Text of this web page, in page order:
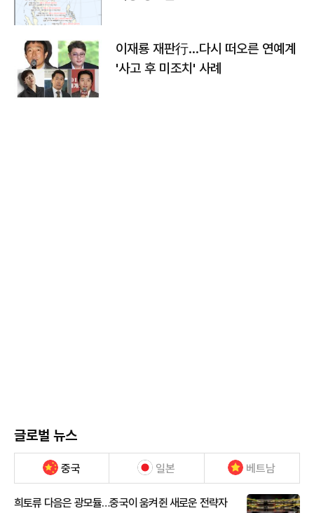
이재룡 재판行…다시 떠오른 연예계
'사고 후 미조치' 사례
글로벌 뉴스
중국 일본 베트남
희토류 다음은 광모듈…중국이 움켜쥔 새로운 전략자